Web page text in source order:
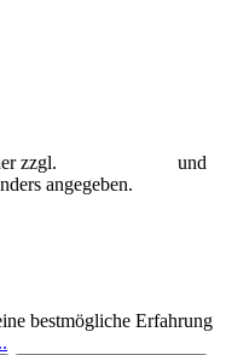
zzgl.
und
angegeben.
bestmögliche Erfahrung